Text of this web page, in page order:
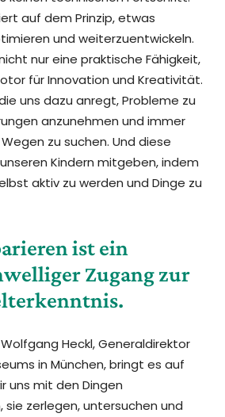
auf dem Prinzip, etwas
und weiterzuentwickeln.
nur eine praktische Fähigkeit,
für Innovation und Kreativität.
uns dazu anregt, Probleme zu
anzunehmen und immer
zu suchen. Und diese
Kindern mitgeben, indem
aktiv zu werden und Dinge zu
ist ein
Zugang zur
Heckl, Generaldirektor
in München, bringt es auf
uns mit den Dingen
zerlegen, untersuchen und